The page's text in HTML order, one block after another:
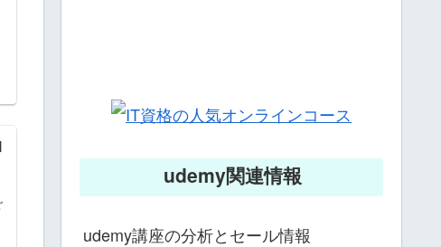
udemy関連情報
udemy講座の分析とセール情報